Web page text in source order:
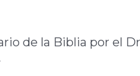
de la Biblia por el